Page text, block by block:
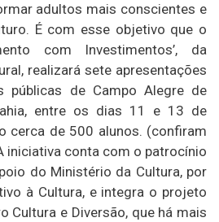
adultos mais conscientes e
É com esse objetivo que o
com Investimentos’, da
realizará sete apresentações
públicas de Campo Alegre de
entre os dias 11 e 13 de
cerca de 500 alunos. (confiram
iniciativa conta com o patrocínio
do Ministério da Cultura, por
à Cultura, e integra o projeto
Cultura e Diversão, que há mais